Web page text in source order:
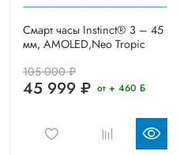
Смарт часы Instinct® 3 – 45
мм, AMOLED,Neo Tropic
105 000 ₽
45 999 ₽ от + 460 Б